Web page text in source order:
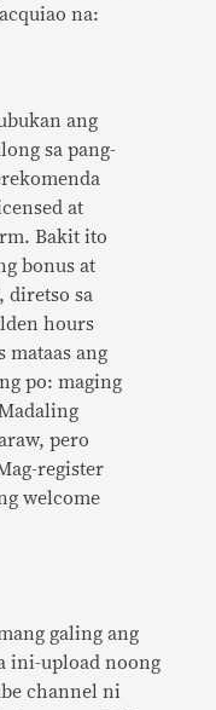
na:
ang
sa pang-
at
Bakit ito
bonus at
diretso sa
hours
mataas ang
po: maging
pero
register
welcome
galing ang
ini-upload noong
channel ni